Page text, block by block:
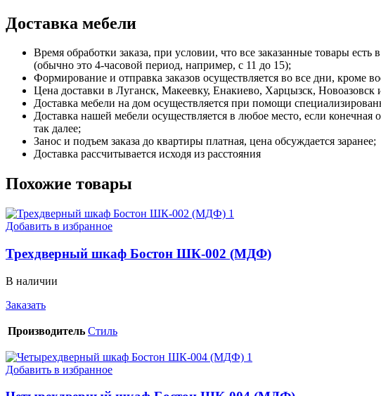
Доставка мебели
Время обработки заказа, при условии, что все заказанные товары
(обычно это 4-часовой период, например, с 11 до 15);
Формирование и отправка заказов осуществляется во все дни, кроме
Цена доставки в Луганск, Макеевку, Енакиево, Харцызск, Новоазовск
Доставка мебели на дом осуществляется при помощи
Доставка нашей мебели осуществляется в любое место, если
так далее;
Занос и подъем заказа до квартиры платная, цена обсуждается заранее;
Доставка рассчитывается исходя из расстояния
Похожие товары
Добавить в избранное
Трехдверный шкаф Бостон ШК-002 (МДФ)
В наличии
Заказать
Производитель Стиль
Добавить в избранное